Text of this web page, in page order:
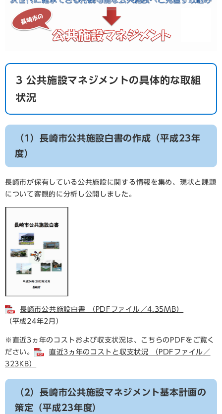
3 公共施設マネジメントの具体的な取組
状況
（1）長崎市公共施設白書の作成（平成23年
度）
長崎市が保有している公共施設に関する情報を集め、現状と課題
について客観的に分析し公開しました。
長崎市公共施設白書 （PDFファイル／4.35MB）
（平成24年2月）
※直近3ヵ年のコストおよび収支状況は、こちらのPDFをご覧く
ださい。
直近3ヵ年のコストと収支状況 （PDFファイル／
323KB）
（2）長崎市公共施設マネジメント基本計画の
策定（平成23年度）